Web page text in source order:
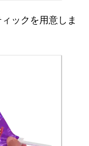
ックを用意しま